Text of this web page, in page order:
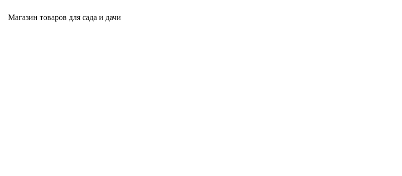
Магазин товаров для сада и дачи